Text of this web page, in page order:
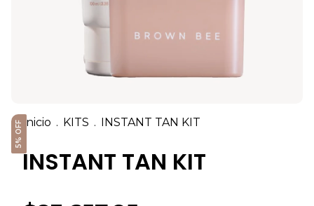
Inicio . KITS . INSTANT TAN KIT
INSTANT TAN KIT
5% OFF